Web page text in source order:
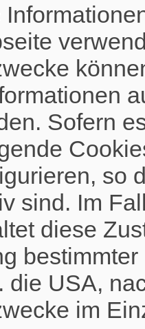
Sofern
so
sind. Im
diese
die USA,
im